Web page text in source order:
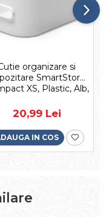
organizare si
SmartStore
XS, Plastic, Alb,
20,99 Lei
IN COS